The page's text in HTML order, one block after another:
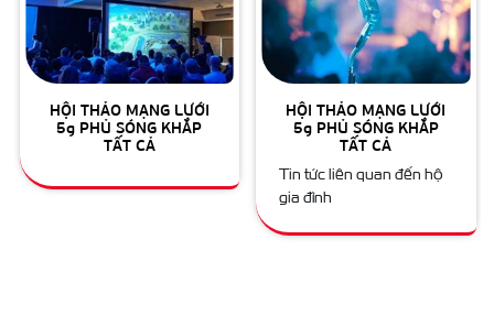
HỘI THẢO MẠNG LƯỚI
5g PHỦ SÓNG KHẮP
TẤT CẢ
HỘI THẢO MẠNG LƯỚI
5g PHỦ SÓNG KHẮP
TẤT CẢ
Tin tức liên quan đến hộ
gia đình